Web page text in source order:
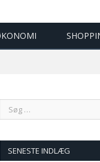
SENESTE INDLÆG